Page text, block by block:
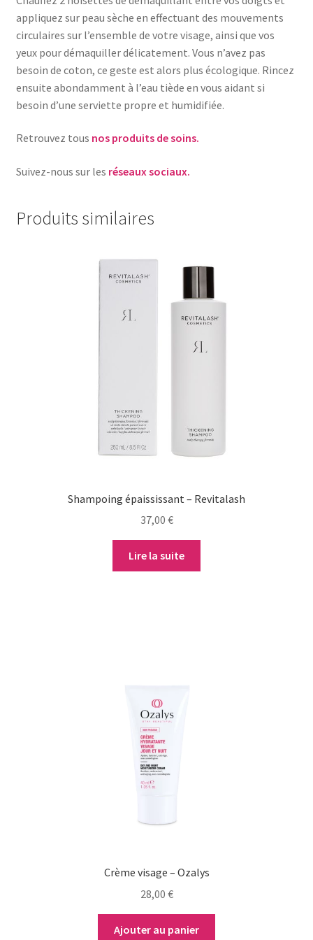
appliquez sur peau sèche en effectuant des mouvements
circulaires sur l’ensemble de votre visage, ainsi que vos
yeux pour démaquiller délicatement. Vous n’avez pas
besoin de coton, ce geste est alors plus écologique. Rincez
ensuite abondamment à l’eau tiède en vous aidant si
besoin d’une serviette propre et humidifiée.
Retrouvez tous nos produits de soins.
Suivez-nous sur les réseaux sociaux.
Produits similaires
Shampoing épaississant – Revitalash
37,00 €
Lire la suite
Crème visage – Ozalys
28,00 €
Ajouter au panier